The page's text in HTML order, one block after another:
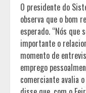
O presidente do
observa que o bom
esperado. “Nós que
importante o
momento de
emprego
comerciante avalia